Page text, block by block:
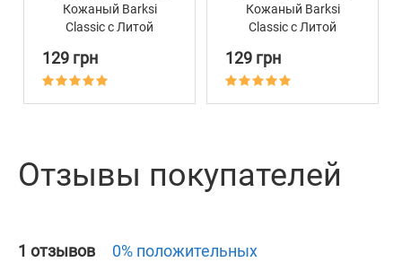
Кожаный Barksi
Classic с Литой
Бирюзовый
129 грн
Кожаный Barksi
Classic с Литой
Горчичный
129 грн
Отзывы покупателей
1 отзывов 0% положительных